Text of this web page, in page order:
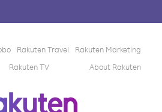
Rakuten Travel
Rakuten Marketing
Rakuten TV About Rakuten